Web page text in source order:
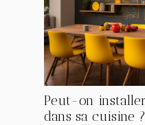
Peut-on
dans sa cuisine ?